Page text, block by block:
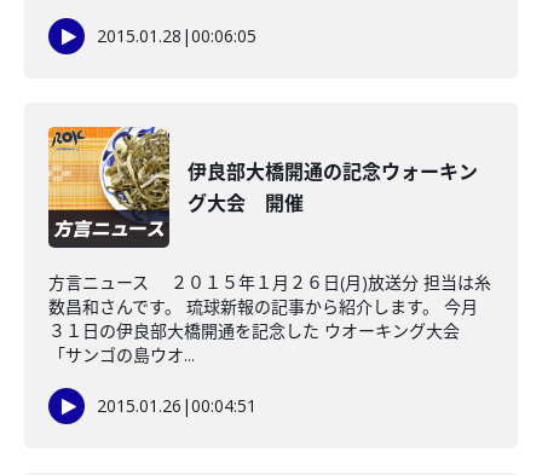
2015.01.28 |00:06:05
伊良部大橋開通の記念ウォーキン
グ大会 開催
方言ニュース ２０１５年１月２６日(月)放送分 担当は糸
数昌和さんです。 琉球新報の記事から紹介します。 今月
３１日の伊良部大橋開通を記念した ウオーキング大会
「サンゴの島ウオ...
2015.01.26 |00:04:51